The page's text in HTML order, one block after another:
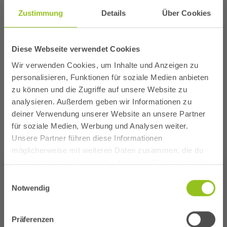
Zustimmung Details Über Cookies
Diese Webseite verwendet Cookies
Wir verwenden Cookies, um Inhalte und Anzeigen zu
personalisieren, Funktionen für soziale Medien anbieten
zu können und die Zugriffe auf unsere Website zu
analysieren. Außerdem geben wir Informationen zu
deiner Verwendung unserer Website an unsere Partner
für soziale Medien, Werbung und Analysen weiter.
Unsere Partner führen diese Informationen
möglicherweise mit weiteren Daten zusammen, die du
ihnen bereitgestellt hast oder die sie im Rahmen deiner
Notwendig
Präferenzen
×
Am Wochenende ist unser beliebtes Kombi-
Verständnis! #teamaggua
Reservierungen
FAQ
Du bist schon Kunde der Stadtwerke